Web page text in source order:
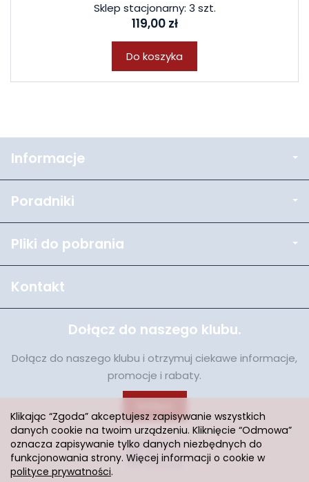
Sklep stacjonarny: 3 szt.
119,00 zł
Do koszyka
Informacje
Poradniki
Pliki do pobrania
Kontakt
Dołącz do naszego klubu.
Dołącz do naszego klubu i otrzymuj ciekawe informacje,
promocje i rabaty.
Klikając “Zgoda” akceptujesz zapisywanie wszystkich
danych cookie na twoim urządzeniu. Kliknięcie “Odmowa”
oznacza zapisywanie tylko danych niezbędnych do
funkcjonowania strony. Więcej informacji o cookie w
polityce prywatności.